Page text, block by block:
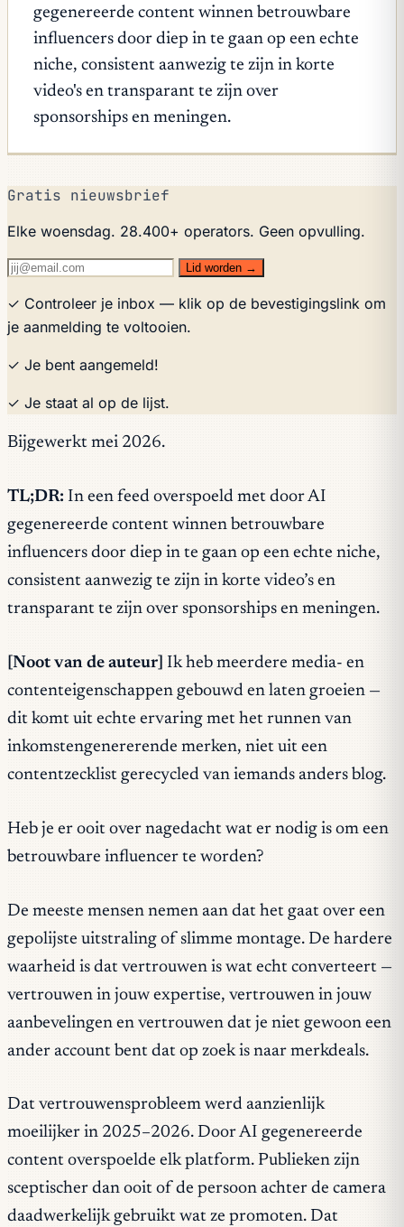
gegenereerde content winnen betrouwbare
influencers door diep in te gaan op een echte
niche, consistent aanwezig te zijn in korte
video's en transparant te zijn over
sponsorships en meningen.
Gratis nieuwsbrief
Elke woensdag. 28.400+ operators. Geen opvulling.
Lid worden →
✓ Controleer je inbox — klik op de bevestigingslink om
je aanmelding te voltooien.
✓ Je bent aangemeld!
✓ Je staat al op de lijst.
Bijgewerkt mei 2026.
TL;DR: In een feed overspoeld met door AI
gegenereerde content winnen betrouwbare
influencers door diep in te gaan op een echte niche,
consistent aanwezig te zijn in korte video’s en
transparant te zijn over sponsorships en meningen.
[Noot van de auteur] Ik heb meerdere media- en
contenteigenschappen gebouwd en laten groeien —
dit komt uit echte ervaring met het runnen van
inkomstengenererende merken, niet uit een
contentzecklist gerecycled van iemands anders blog.
Heb je er ooit over nagedacht wat er nodig is om een
betrouwbare influencer te worden?
De meeste mensen nemen aan dat het gaat over een
gepolijste uitstraling of slimme montage. De hardere
waarheid is dat vertrouwen is wat echt converteert —
vertrouwen in jouw expertise, vertrouwen in jouw
aanbevelingen en vertrouwen dat je niet gewoon een
ander account bent dat op zoek is naar merkdeals.
Dat vertrouwensprobleem werd aanzienlijk
moeilijker in 2025–2026. Door AI gegenereerde
content overspoelde elk platform. Publieken zijn
sceptischer dan ooit of de persoon achter de camera
daadwerkelijk gebruikt wat ze promoten. Dat